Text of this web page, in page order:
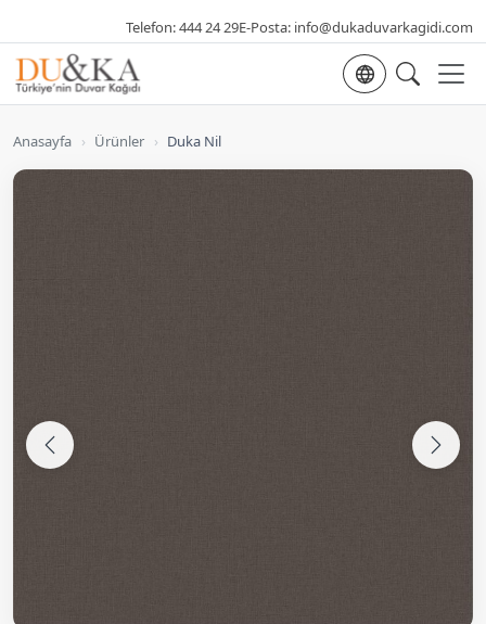
Telefon:444 24 29E-Posta: info@dukaduvarkagidi.com
Dil seçimi
Anasayfa › Ürünler › Duka Nil